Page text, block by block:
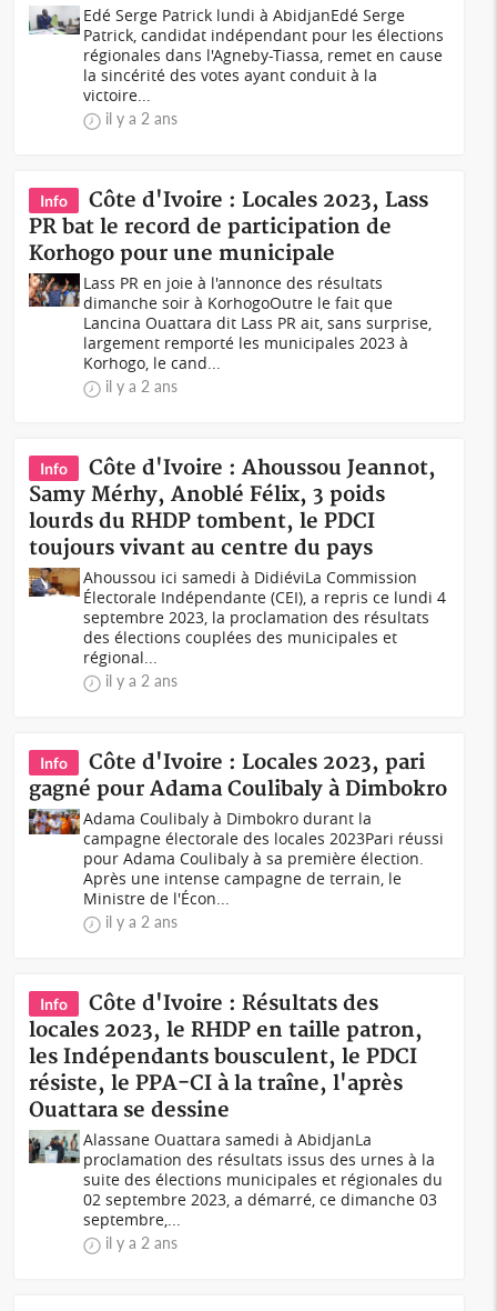
Edé Serge Patrick lundi à AbidjanEdé Serge
Patrick, candidat indépendant pour les élections
régionales dans l'Agneby-Tiassa, remet en cause
la sincérité des votes ayant conduit à la
victoire...
il y a 2 ans
Info
Côte d'Ivoire : Locales 2023, Lass
PR bat le record de participation de
Korhogo pour une municipale
Lass PR en joie à l'annonce des résultats
dimanche soir à KorhogoOutre le fait que
Lancina Ouattara dit Lass PR ait, sans surprise,
largement remporté les municipales 2023 à
Korhogo, le cand...
il y a 2 ans
Info
Côte d'Ivoire : Ahoussou Jeannot,
Samy Mérhy, Anoblé Félix, 3 poids
lourds du RHDP tombent, le PDCI
toujours vivant au centre du pays
Ahoussou ici samedi à DidiéviLa Commission
Électorale Indépendante (CEI), a repris ce lundi 4
septembre 2023, la proclamation des résultats
des élections couplées des municipales et
régional...
il y a 2 ans
Info
Côte d'Ivoire : Locales 2023, pari
gagné pour Adama Coulibaly à Dimbokro
Adama Coulibaly à Dimbokro durant la
campagne électorale des locales 2023Pari réussi
pour Adama Coulibaly à sa première élection.
Après une intense campagne de terrain, le
Ministre de l'Écon...
il y a 2 ans
Info
Côte d'Ivoire : Résultats des
locales 2023, le RHDP en taille patron,
les Indépendants bousculent, le PDCI
résiste, le PPA-CI à la traîne, l'après
Ouattara se dessine
Alassane Ouattara samedi à AbidjanLa
proclamation des résultats issus des urnes à la
suite des élections municipales et régionales du
02 septembre 2023, a démarré, ce dimanche 03
septembre,...
il y a 2 ans